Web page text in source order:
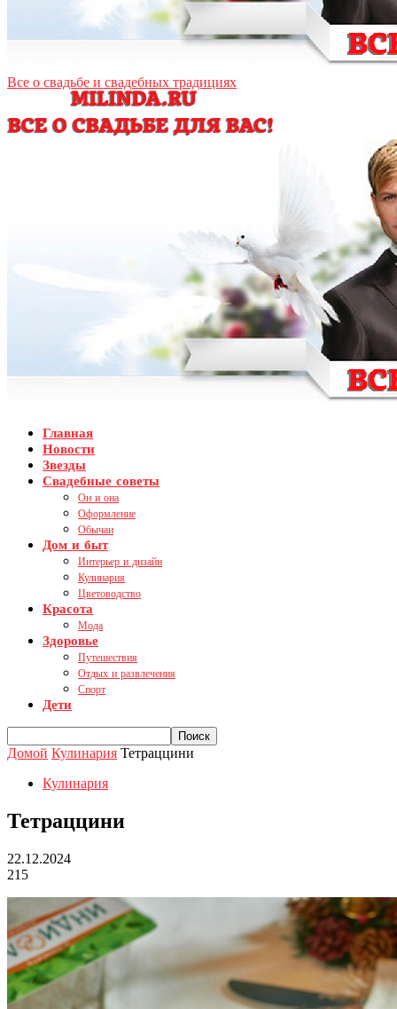
Все о свадьбе и свадебных традициях
Главная
Новости
Звезды
Свадебные советы
Он и она
Оформление
Обычаи
Дом и быт
Интерьер и дизайн
Кулинария
Цветоводство
Красота
Мода
Здоровье
Путешествия
Отдых и развлечения
Спорт
Дети
Домой Кулинария Тетраццини
Кулинария
Тетраццини
22.12.2024
215